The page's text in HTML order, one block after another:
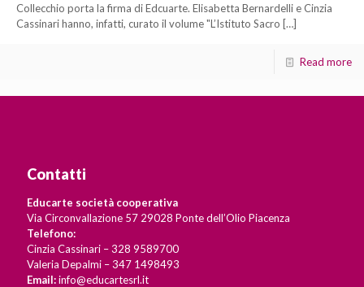
Collecchio porta la firma di Edcuarte. Elisabetta Bernardelli e Cinzia
Cassinari hanno, infatti, curato il volume "L’Istituto Sacro […]
Read more
Contatti
Educarte società cooperativa
Via Circonvallazione 57 29028 Ponte dell’Olio Piacenza
Telefono:
Cinzia Cassinari – 328 9589700
Valeria Depalmi – 347 1498493
Email:info@educartesrl.it